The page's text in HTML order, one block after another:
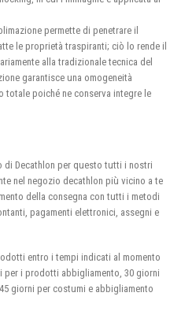
permette di penetrare il
le proprietà traspiranti; ciò lo rende il
alla tradizionale tecnica del
garantisce una omogeneità
poiché ne conserva integre le
di Decathlon per questo tutti i nostri
nel negozio decathlon più vicino a te
della consegna con tutti i metodi
pagamenti elettronici, assegni e
entro i tempi indicati al momento
per i prodotti abbigliamento, 30 giorni
giorni per costumi e abbigliamento